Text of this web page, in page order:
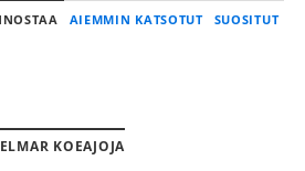
AIEMMIN KATSOTUT SUOSITUT
KOEAJOJA